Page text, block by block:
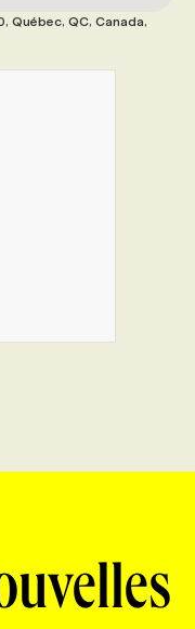
Québec, QC, Canada,